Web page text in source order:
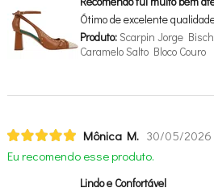
Ótimo de excelente
Produto:Scarpin Jorge
Caramelo Salto Bloco Couro
Mônica M. 30/05/2026
Eu recomendo esse produto.
Lindo e Confortável